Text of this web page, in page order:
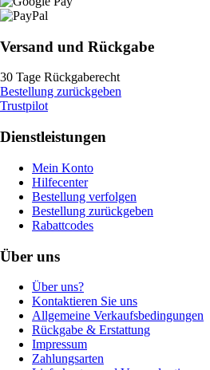
Versand und Rückgabe
30 Tage Rückgaberecht
Bestellung zurückgeben
Trustpilot
Dienstleistungen
Mein Konto
Hilfecenter
Bestellung verfolgen
Bestellung zurückgeben
Rabattcodes
Über uns
Über uns?
Kontaktieren Sie uns
Allgemeine Verkaufsbedingungen
Rückgabe & Erstattung
Impressum
Zahlungsarten